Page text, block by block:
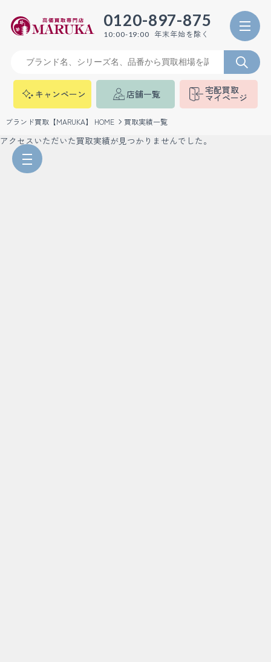
0120-897-875
10:00-19:00 年末年始を除く
キャンペーン 店舗一覧 宅配買取
マイページ
ブランド買取【MARUKA】 HOME 買取実績一覧
アクセスいただいた買取実績が見つかりませんでした。